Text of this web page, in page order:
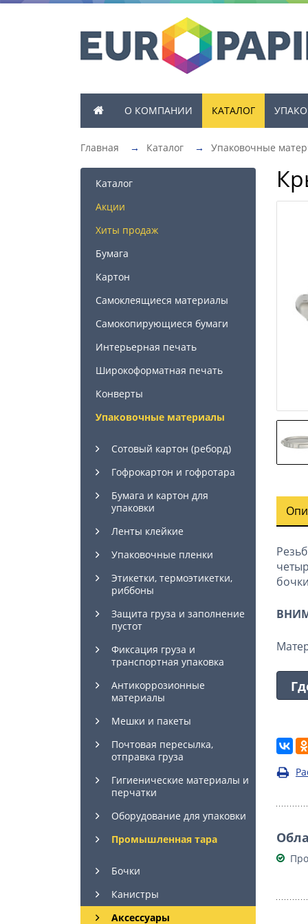
О КОМПАНИИ КАТАЛОГ
Главная → Каталог → Упаковочные
Каталог
Акции
Хиты продаж
Бумага
Картон
Самоклеящиеся материалы
Самокопирующиеся бумаги
Интерьерная печать
Широкоформатная печать
Конверты
Упаковочные материалы
Сотовый картон (реборд)
Гофрокартон и гофротара
Бумага и картон для
упаковки
Ленты клейкие
Упаковочные пленки
Этикетки, термоэтикетки,
риббоны
Защита груза и заполнение
пустот
Фиксация груза и
транспортная упаковка
Антикоррозионные
материалы
Мешки и пакеты
Почтовая пересылка,
отправка груза
Гигиенические материалы и
перчатки
Оборудование для упаковки
Промышленная тара
Бочки
Канистры
Аксессуары